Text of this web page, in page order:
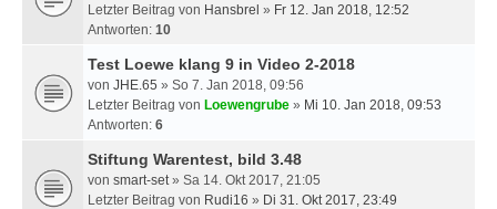
Letzter Beitrag von Hansbrel » Fr 12. Jan 2018, 12:52
Antworten: 10
Test Loewe klang 9 in Video 2-2018
von JHE.65 » So 7. Jan 2018, 09:56
Letzter Beitrag von Loewengrube » Mi 10. Jan 2018, 09:53
Antworten: 6
Stiftung Warentest, bild 3.48
von smart-set» Sa 14. Okt 2017, 21:05
Letzter Beitrag von Rudi16 » Di 31. Okt 2017, 23:49